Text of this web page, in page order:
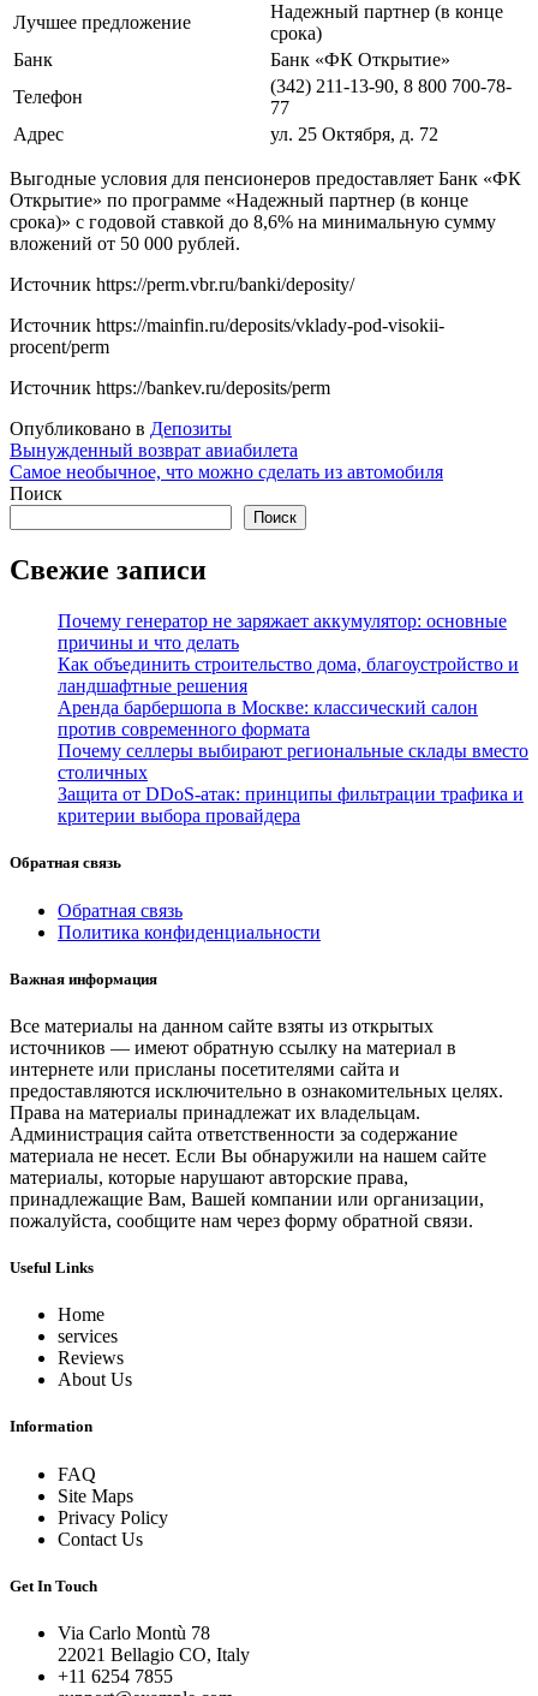
Лучшее предложение
Надежный партнер (в конце
срока)
Банк
Банк «ФК Открытие»
Телефон
(342) 211-13-90, 8 800 700-78-
77
Адрес
ул. 25 Октября, д. 72
Выгодные условия для пенсионеров предоставляет Банк «ФК
Открытие» по программе «Надежный партнер (в конце
срока)» с годовой ставкой до 8,6% на минимальную сумму
вложений от 50 000 рублей.
Источник https://perm.vbr.ru/banki/deposity/
Источник https://mainfin.ru/deposits/vklady-pod-visokii-
procent/perm
Источник https://bankev.ru/deposits/perm
Опубликовано в Депозиты
Навигация
по
Вынужденный возврат авиабилета
Самое необычное, что можно сделать из автомобиля
Поиск
Поиск
Свежие записи
Почему генератор не заряжает аккумулятор: основные
причины и что делать
Как объединить строительство дома, благоустройство и
ландшафтные решения
Аренда барбершопа в Москве: классический салон
против современного формата
Почему селлеры выбирают региональные склады вместо
столичных
Защита от DDoS-атак: принципы фильтрации трафика и
критерии выбора провайдера
Обратная связь
Обратная связь
Политика конфиденциальности
Важная информация
Все материалы на данном сайте взяты из открытых
источников — имеют обратную ссылку на материал в
интернете или присланы посетителями сайта и
предоставляются исключительно в ознакомительных целях.
Права на материалы принадлежат их владельцам.
Администрация сайта ответственности за содержание
материала не несет. Если Вы обнаружили на нашем сайте
материалы, которые нарушают авторские права,
принадлежащие Вам, Вашей компании или организации,
пожалуйста, сообщите нам через форму обратной связи.
Useful Links
Home
services
Reviews
About Us
Information
FAQ
Site Maps
Privacy Policy
Contact Us
Get In Touch
Via Carlo Montù 78
22021 Bellagio CO, Italy
+11 6254 7855